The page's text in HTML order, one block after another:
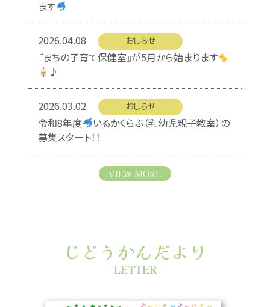
ます
2026.04.08 おしらせ
『まちの子育て保健室』が5月から始まります
♪
2026.03.02 おしらせ
令和8年度
いるかくらぶ（乳幼児親子教室）の
募集スタート！！
VIEW MORE
じどうかんだより
LETTER